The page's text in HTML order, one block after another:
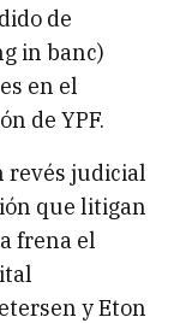
de
in banc)
en el
de YPF.
revés judicial
que litigan
frena el
y Eton